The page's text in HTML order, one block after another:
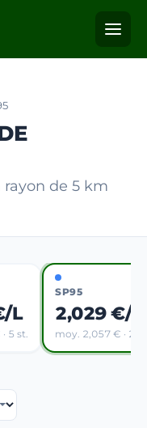
de 5 km
L
5 st.
SP95
2,029 €/L
moy. 2,057 € · 2